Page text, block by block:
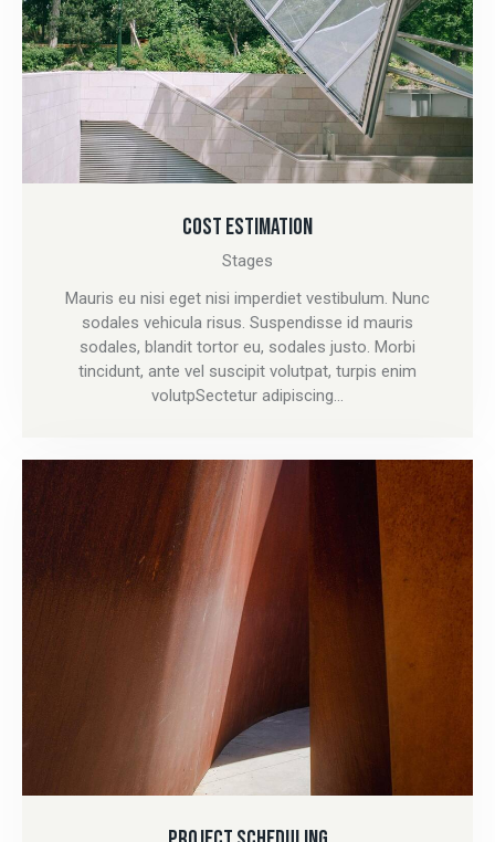
COST ESTIMATION
Stages
Mauris eu nisi eget nisi imperdiet vestibulum. Nunc
sodales vehicula risus. Suspendisse id mauris
sodales, blandit tortor eu, sodales justo. Morbi
tincidunt, ante vel suscipit volutpat, turpis enim
volutpSectetur adipiscing…